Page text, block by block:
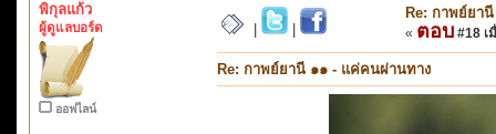
พิกุลแก้ว
ผู้ดูแลบอร์ด
ออฟไลน์
Re: กาพย์ยา
« ตอบ #18 เ
Re: กาพย์ยานี ๑๑ - แค่คนผ่านทาง